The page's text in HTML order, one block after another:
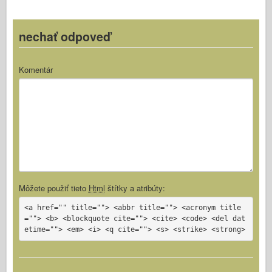
nechať odpoveď
Komentár
Môžete použiť tieto Html štítky a atribúty:
<a href="" title=""> <abbr title=""> <acronym title
=""> <b> <blockquote cite=""> <cite> <code> <del dat
etime=""> <em> <i> <q cite=""> <s> <strike> <strong>